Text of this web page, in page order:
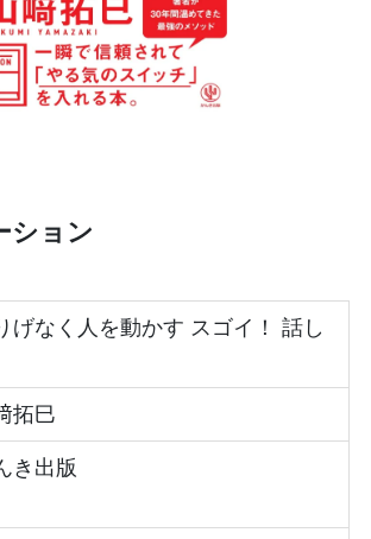
ション
げなく人を動かす スゴイ！ 話し
拓巳
き出版